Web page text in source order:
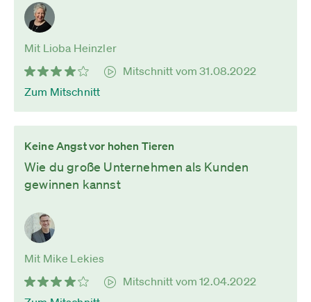
Mit Lioba Heinzler
Mitschnitt vom 31.08.2022
Zum Mitschnitt
Keine Angst vor hohen Tieren
Wie du große Unternehmen als Kunden
gewinnen kannst
Mit Mike Lekies
Mitschnitt vom 12.04.2022